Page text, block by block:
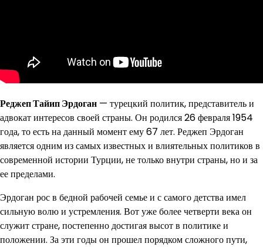
Реджеп Тайип Эрдоган — турецкий политик, представитель и
адвокат интересов своей страны. Он родился 26 февраля 1954
года, то есть на данный момент ему 67 лет. Реджеп Эрдоган
является одним из самых известных и влиятельных политиков в
современной истории Турции, не только внутри страны, но и за
ее пределами.
Эрдоган рос в бедной рабочей семье и с самого детства имел
сильную волю и устремления. Вот уже более четверти века он
служит стране, постепенно достигая высот в политике и
положении. За эти годы он прошел порядком сложного пути,